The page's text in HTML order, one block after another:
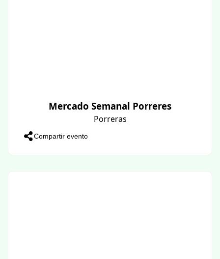
Mercado Semanal Porreres
Porreras
Compartir evento